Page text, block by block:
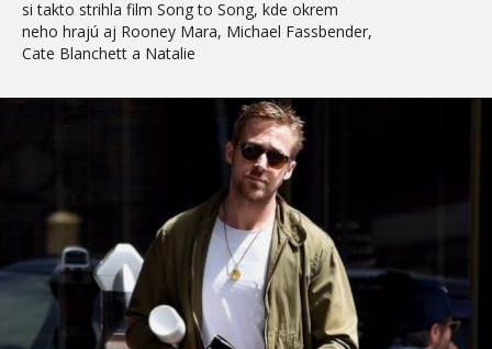
si takto strihla film Song to Song, kde okrem
neho hrajú aj Rooney Mara, Michael Fassbender,
Cate Blanchett a Natalie